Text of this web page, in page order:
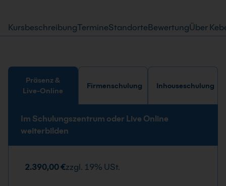
KursbeschreibungTermineStandorteBewertungÜber
Präsenz &
Live-Online
Firmenschulung Inhouseschulung
Im Schulungszentrum oder Live Online
weiterbilden
2.390,00 €zzgl. 19% USt.